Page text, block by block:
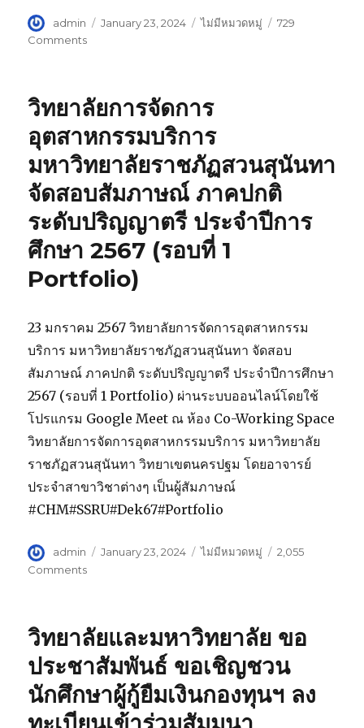
Author
admin
Posted
January 23, 2024 Categories
ไม่มีหมวดหมู่
729
Comments
วิทยาเขต
ได้
เข้า
ประชุม
คลินิก
ให้
คำ
ปรึกษา
การ
จัดการ
KM
ครั้ง
1/2567
วิทยาลัยการจัดการ
อุตสาหกรรมบริการ
มหาวิทยาลัยราชภัฏสวนสุนันทา
จัดสอบสัมภาษณ์ ภาคปกติ
ระดับปริญญาตรี ประจำปีการ
ศึกษา 2567 (รอบที่ 1
Portfolio)
23 มกราคม 2567 วิทยาลัยการจัดการอุตสาหกรรม
บริการ มหาวิทยาลัยราชภัฏสวนสุนันทา จัดสอบ
สัมภาษณ์ ภาคปกติ ระดับปริญญาตรี ประจำปีการศึกษา
2567 (รอบที่ 1 Portfolio) ผ่านระบบออนไลน์โดยใช้
โปรแกรม Google Meet ณ ห้อง Co-Working Space
วิทยาลัยการจัดการอุตสาหกรรมบริการ มหาวิทยาลัย
ราชภัฏสวนสุนันทา วิทยาเขตนครปฐม โดยอาจารย์
ประจำสาขาวิชาต่างๆ เป็นผู้สัมภาษณ์
#CHM#SSRU#Dek67#Portfolio
Author
admin
Posted
January 23, 2024 Categories
ไม่มีหมวดหมู่
2,055
Comments
อุตสาหกรรม
บริการ
มหาวิทยาลัย
ราชภัฏ
สวนสุนันทา
จัด
วิทยาลัยและมหาวิทยาลัย ขอ
ประชาสัมพันธ์ ขอเชิญชวน
นักศึกษาผู้กู้ยืมเงินกองทุนฯ ลง